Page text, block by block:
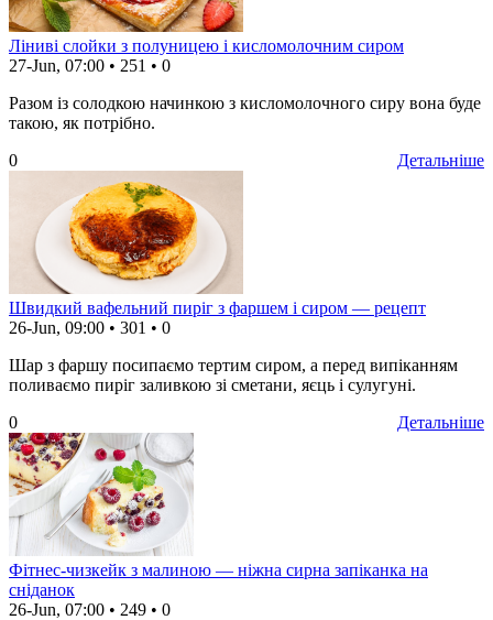
Ліниві слойки з полуницею і кисломолочним сиром
27-Jun, 07:00 • 251 • 0
Разом із солодкою начинкою з кисломолочного сиру вона буде
такою, як потрібно.
Детальніше
0
Швидкий вафельний пиріг з фаршем і сиром — рецепт
26-Jun, 09:00 • 301 • 0
Шар з фаршу посипаємо тертим сиром, а перед випіканням
поливаємо пиріг заливкою зі сметани, яєць і сулугуні.
Детальніше
0
Фітнес-чизкейк з малиною — ніжна сирна запіканка на
сніданок
26-Jun, 07:00 • 249 • 0